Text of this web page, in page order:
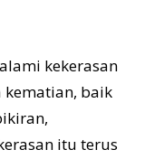
kekerasan
baik
itu terus